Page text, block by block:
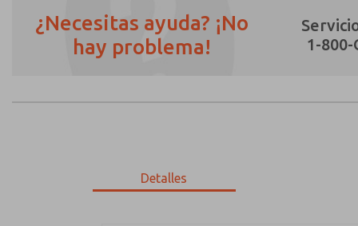
¿Necesitas ayuda? ¡No
hay problema!
1-800-
Detalles
¿Método de Contacto Preferido?
Envíenme actualizaciones periódicas
*Sí, he leído la política de privacidad y
únicamente con fines estrictamente